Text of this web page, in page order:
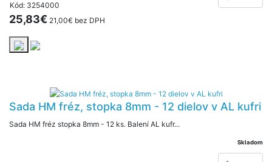
Kód: 3254000
25,83€ 21,00€ bez DPH
Sada HM fréz, stopka 8mm - 12 dielov v AL kufri
Sada HM fréz stopka 8mm - 12 ks. Balení AL kufr...
Skladom